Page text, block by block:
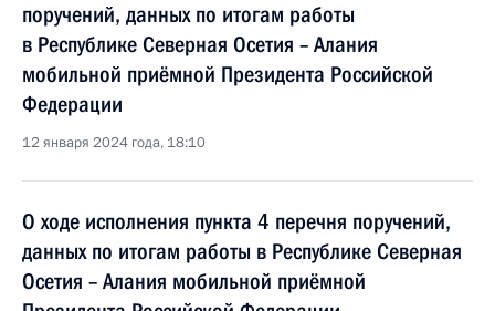
поручений, данных по итогам работы
в Республике Северная Осетия – Алания
мобильной приёмной Президента Российской
Федерации
12 января 2024 года, 18:10
О ходе исполнения пункта 4 перечня поручений,
данных по итогам работы в Республике Северная
Осетия – Алания мобильной приёмной